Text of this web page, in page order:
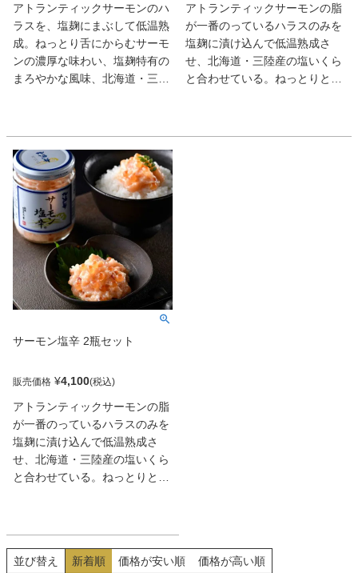
アトランティックサーモンのハ
ラスを、塩麹にまぶして低温熟
成。ねっとり舌にからむサーモ
ンの濃厚な味わい、塩麹特有の
まろやかな風味、北海道・三陸
アトランティックサーモンの脂
が一番のっているハラスのみを
塩麹に漬け込んで低温熟成さ
せ、北海道・三陸産の塩いくら
と合わせている。ねっとりとし
サーモン塩辛 2瓶セット
販売価格 ¥4,100
アトランティックサーモンの脂
が一番のっているハラスのみを
塩麹に漬け込んで低温熟成さ
せ、北海道・三陸産の塩いくら
と合わせている。ねっとりとし
うにして食べれば、酒が進むお
つまみに。
並び替え 新着順 価格が安い順 価格が高い順